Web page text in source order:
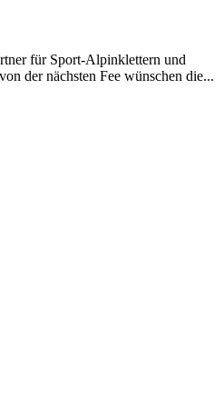
für Sport-Alpinklettern und
der nächsten Fee wünschen die...